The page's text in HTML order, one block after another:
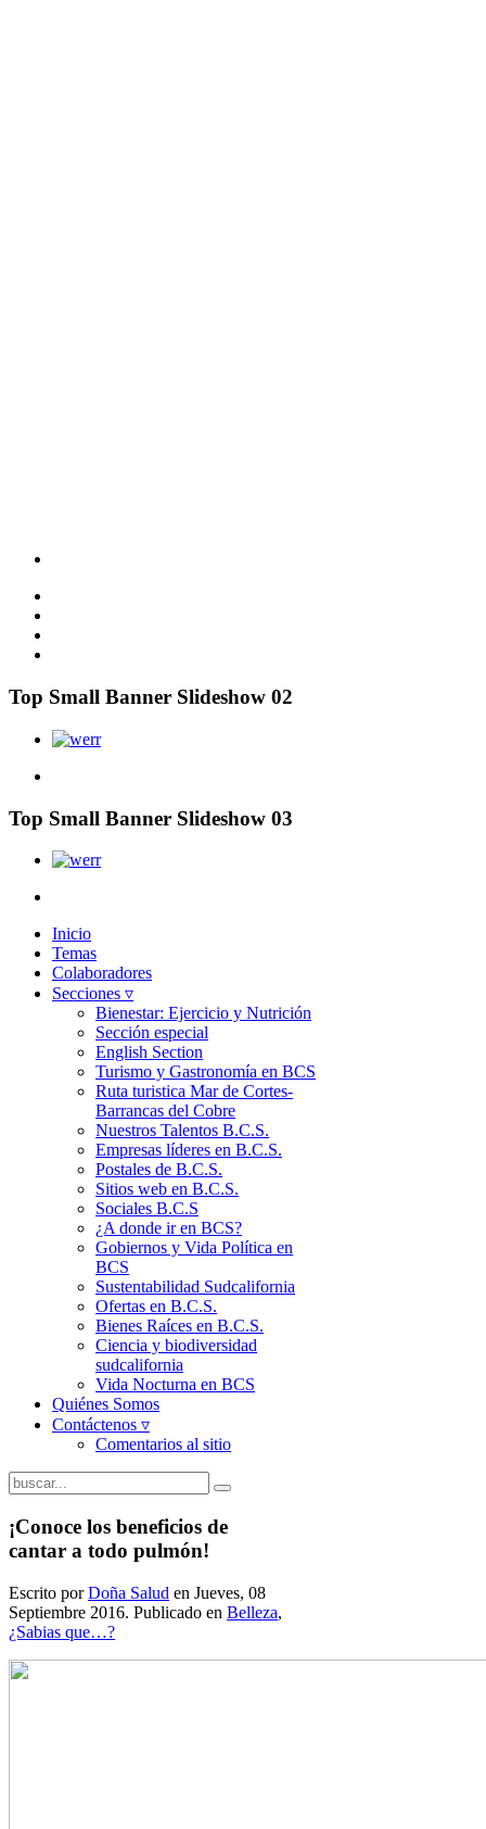
Top Small Banner Slideshow 02
Top Small Banner Slideshow 03
Inicio
Temas
Colaboradores
Secciones ▿
Bienestar: Ejercicio y Nutrición
Sección especial
English Section
Turismo y Gastronomía en BCS
Ruta turistica Mar de Cortes-
Barrancas del Cobre
Nuestros Talentos B.C.S.
Empresas líderes en B.C.S.
Postales de B.C.S.
Sitios web en B.C.S.
Sociales B.C.S
¿A donde ir en BCS?
Gobiernos y Vida Política en
BCS
Sustentabilidad Sudcalifornia
Ofertas en B.C.S.
Bienes Raíces en B.C.S.
Ciencia y biodiversidad
sudcalifornia
Vida Nocturna en BCS
Quiénes Somos
Contáctenos ▿
Comentarios al sitio
¡Conoce los beneficios de
cantar a todo pulmón!
Escrito porDoña Salud en Jueves, 08
Septiembre 2016. Publicado en Belleza,
¿Sabias que…?